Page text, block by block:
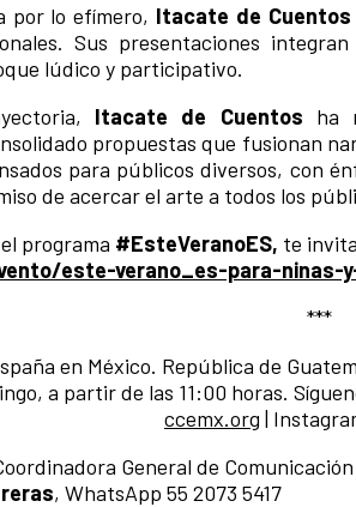
por lo efímero, Itacate de Cuentos
Sus presentaciones
lúdico y participativo.
Itacate de Cuentos ha
propuestas que fusionan
para públicos diversos, con
de acercar el arte a todos los
programa #EsteVeranoES, te
este-verano_es-para-ninas-
***
en México. República de
a partir de las 11:00 horas.
ccemx.org |
General de
, WhatsApp 55 2073 5417